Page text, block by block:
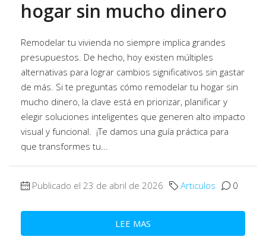
hogar sin mucho dinero
Remodelar tu vivienda no siempre implica grandes
presupuestos. De hecho, hoy existen múltiples
alternativas para lograr cambios significativos sin gastar
de más. Si te preguntas cómo remodelar tu hogar sin
mucho dinero, la clave está en priorizar, planificar y
elegir soluciones inteligentes que generen alto impacto
visual y funcional. ¡Te damos una guía práctica para
que transformes tu...
Publicado el 23 de abril de 2026 Articulos 0
LEE MAS